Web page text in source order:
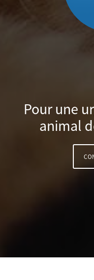
Pour une
animal